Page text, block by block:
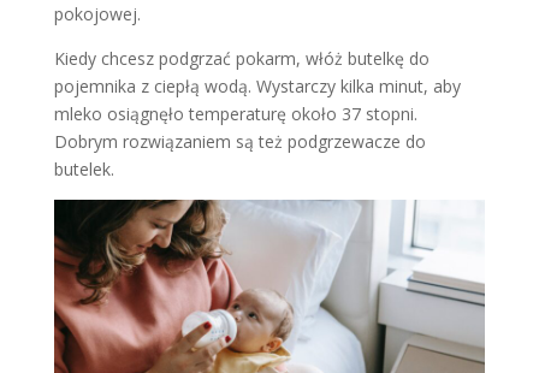
pokojowej.
Kiedy chcesz podgrzać pokarm, włóż butelkę do
pojemnika z ciepłą wodą. Wystarczy kilka minut, aby
mleko osiągnęło temperaturę około 37 stopni.
Dobrym rozwiązaniem są też podgrzewacze do
butelek.